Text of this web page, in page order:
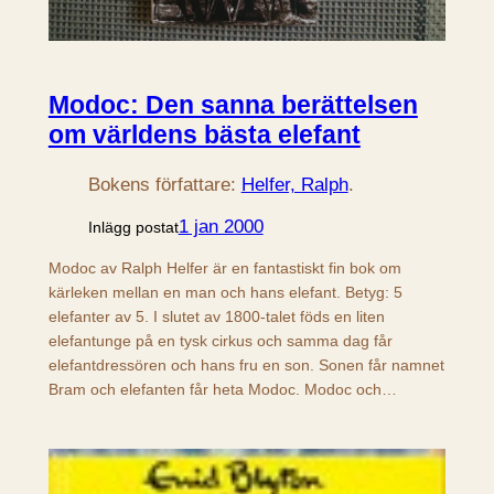
Modoc: Den sanna berättelsen
om världens bästa elefant
Bokens författare: Helfer, Ralph.
Inlägg postat1 jan 2000
Modoc av Ralph Helfer är en fantastiskt fin bok om
kärleken mellan en man och hans elefant. Betyg: 5
elefanter av 5. I slutet av 1800-talet föds en liten
elefantunge på en tysk cirkus och samma dag får
elefantdressören och hans fru en son. Sonen får namnet
Bram och elefanten får heta Modoc. Modoc och…